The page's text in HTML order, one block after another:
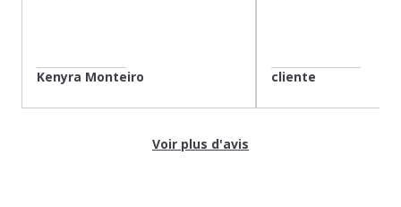
Kenyra Monteiro cliente
Voir plus d'avis